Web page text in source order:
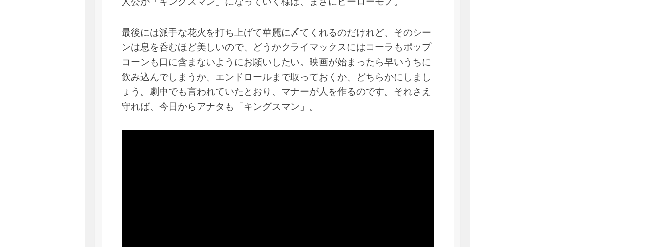
最後には派手な花火を打ち上げて華麗に〆てくれるのだけれど、そのシー
ンは息を呑むほど美しいので、どうかクライマックスにはコーラもポップ
コーンも口に含まないようにお願いしたい。映画が始まったら早いうちに
飲み込んでしまうか、エンドロールまで取っておくか、どちらかにしまし
ょう。劇中でも言われていたとおり、マナーが人を作るのです。それさえ
守れば、今日からアナタも「キングスマン」。